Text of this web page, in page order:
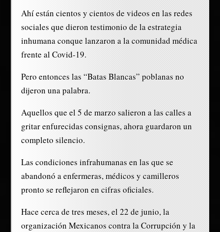
Ahí están cientos y cientos de videos en las redes
sociales que dieron testimonio de la estrategia
inhumana conque lanzaron a la comunidad médica
frente al Covid-19.
Pero entonces las “Batas Blancas” poblanas no
dijeron una palabra.
Aquellos que el 5 de marzo salieron a las calles a
gritar enfurecidas consignas, ahora guardaron un
completo silencio.
Las condiciones infrahumanas en las que se
abandonó a enfermeras, médicos y camilleros
pronto se reflejaron en cifras oficiales.
Hace cerca de tres meses, el 22 de junio, la
organización Mexicanos contra la Corrupción y la